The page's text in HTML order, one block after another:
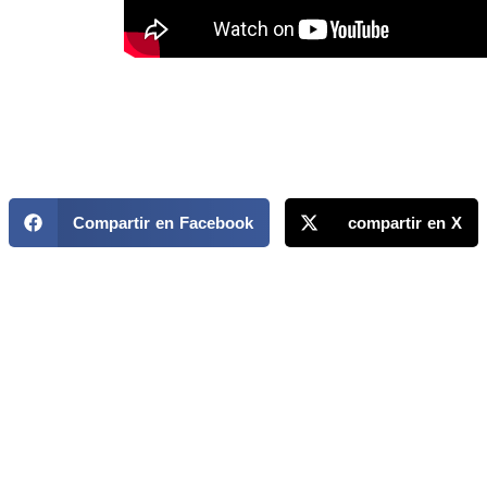
Compartir en Facebook compartir en X